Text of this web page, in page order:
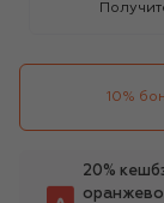
10%
20%